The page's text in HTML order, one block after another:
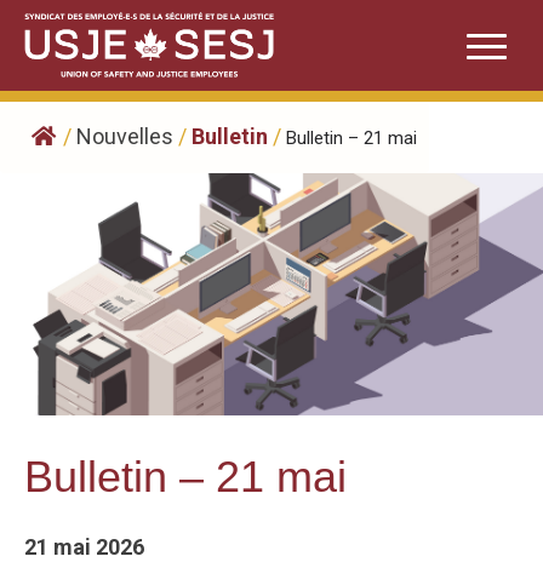
Skip
content
/ Nouvelles / Bulletin / Bulletin – 21 mai
Bulletin – 21 mai
21 mai 2026